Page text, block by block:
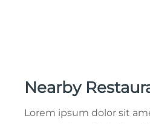
Nearby
Lorem ipsum dolor sit